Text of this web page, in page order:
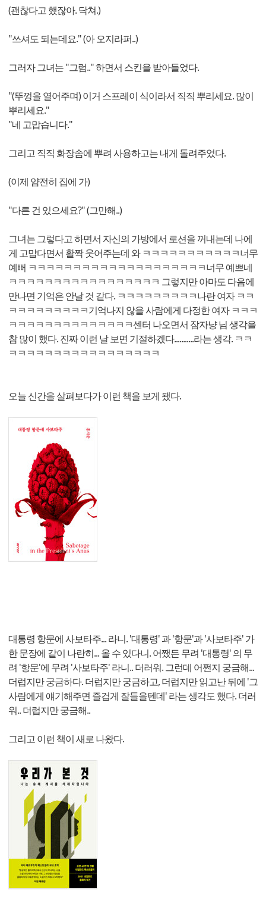
(괜찮다고 했잖아. 닥쳐.)
"쓰셔도 되는데요." (아 오지라퍼..)
그러자 그녀는 "그럼.." 하면서 스킨을 받아들었다.
"(뚜껑을 열어주며) 이거 스프레이 식이라서 직직 뿌리세요. 많이
뿌리세요."
"네 고맙습니다."
그리고 직직 화장솜에 뿌려 사용하고는 내게 돌려주었다.
(이제 얌전히 집에 가)
"다른 건 있으세요?" (그만해..)
그녀는 그렇다고 하면서 자신의 가방에서 로션을 꺼내는데 나에
게 고맙다면서 활짝 웃어주는데 와 ㅋㅋㅋㅋㅋㅋㅋㅋㅋㅋㅋ너무
예뻐 ㅋㅋㅋㅋㅋㅋㅋㅋㅋㅋㅋㅋㅋㅋㅋㅋㅋㅋㅋㅋ너무 예쁘네
ㅋㅋㅋㅋㅋㅋㅋㅋㅋㅋㅋㅋㅋㅋㅋㅋㅋ 그렇지만 아마도 다음에
만나면 기억은 안날 것 같다. ㅋㅋㅋㅋㅋㅋㅋㅋㅋ나란 여자 ㅋㅋ
ㅋㅋㅋㅋㅋㅋㅋㅋㅋ기억나지 않을 사람에게 다정한 여자 ㅋㅋㅋ
ㅋㅋㅋㅋㅋㅋㅋㅋㅋㅋㅋㅋㅋㅋ센터 나오면서 잠자냥 님 생각을
참 많이 했다. 진짜 이런 날 보면 기절하겠다...........라는 생각. ㅋㅋ
ㅋㅋㅋㅋㅋㅋㅋㅋㅋㅋㅋㅋㅋㅋㅋㅋㅋ
오늘 신간을 살펴보다가 이런 책을 보게 됐다.
대통령 항문에 사보타주... 라니. '대통령' 과 '항문'과 '사보타주' 가
한 문장에 같이 나란히... 올 수 있다니. 어쨌든 무려 '대통령' 의 무
려 '항문'에 무려 '사보타주' 라니.. 더러워. 그런데 어쩐지 궁금해...
더럽지만 궁금하다. 더럽지만 궁금하고, 더럽지만 읽고난 뒤에 '그
사람에게 얘기해주면 즐겁게 잘들을텐데' 라는 생각도 했다. 더러
워.. 더럽지만 궁금해..
그리고 이런 책이 새로 나왔다.